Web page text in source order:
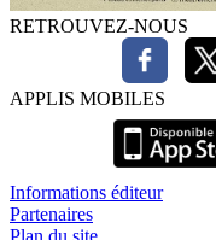
RETROUVEZ-NOUS
APPLIS MOBILES
Informations éditeur
Partenaires